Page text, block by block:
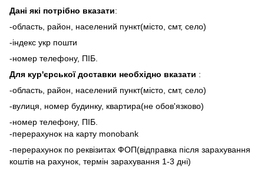
Дані які потрібно вказати:
-область, район, населений пункт(місто, смт, село)
-індекс укр пошти
-номер телефону, ПІБ.
Для кур'єрської доставки необхідно вказати :
-область, район, населений пункт(місто, смт, село)
-вулиця, номер будинку, квартира(не обов'язково)
-номер телефону, ПІБ.
-перерахунок на карту monobank
-перерахунок по реквізитах ФОП(відправка після зарахування
коштів на рахунок, термін зарахування 1-3 дні)